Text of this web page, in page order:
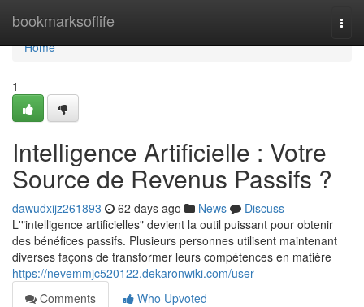
bookmarksoflife
Home
Home
1
Intelligence Artificielle : Votre
Source de Revenus Passifs ?
dawudxijz261893 62 days ago News
Discuss
L'"intelligence artificielles" devient la outil puissant pour obtenir
des bénéfices passifs. Plusieurs personnes utilisent maintenant
diverses façons de transformer leurs compétences en matière
https://nevemmjc520122.dekaronwiki.com/user
Comments
Who Upvoted